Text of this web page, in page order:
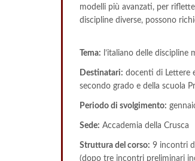
modelli più avanzati, per
discipline diverse, possono
Tema: l’italiano delle
Destinatari: docenti di Lettere
secondo grado e della scuola
Periodo di svolgimento:
Sede: Accademia della Crusca
Struttura del corso: 9 incontri
(dopo tre incontri preliminari